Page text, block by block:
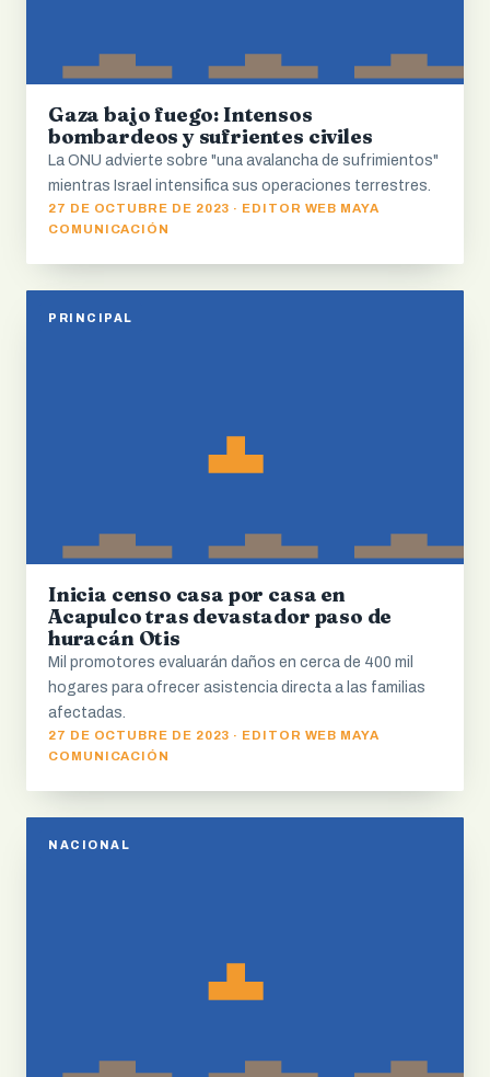
Gaza bajo fuego: Intensos
bombardeos y sufrientes civiles
La ONU advierte sobre "una avalancha de sufrimientos"
mientras Israel intensifica sus operaciones terrestres.
27 DE OCTUBRE DE 2023 · EDITOR WEB MAYA
COMUNICACIÓN
PRINCIPAL
Inicia censo casa por casa en
Acapulco tras devastador paso de
huracán Otis
Mil promotores evaluarán daños en cerca de 400 mil
hogares para ofrecer asistencia directa a las familias
afectadas.
27 DE OCTUBRE DE 2023 · EDITOR WEB MAYA
COMUNICACIÓN
NACIONAL